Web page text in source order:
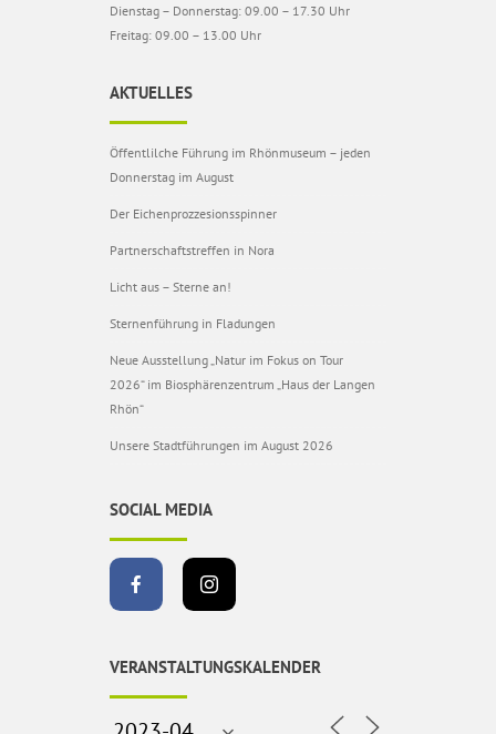
Dienstag – Donnerstag: 09.00 – 17.30 Uhr
Freitag: 09.00 – 13.00 Uhr
AKTUELLES
Öffentlilche Führung im Rhönmuseum – jeden
Donnerstag im August
Der Eichenprozzesionsspinner
Partnerschaftstreffen in Nora
Licht aus – Sterne an!
Sternenführung in Fladungen
Neue Ausstellung „Natur im Fokus on Tour
2026“ im Biosphärenzentrum „Haus der Langen
Rhön“
Unsere Stadtführungen im August 2026
SOCIAL MEDIA
VERANSTALTUNGSKALENDER